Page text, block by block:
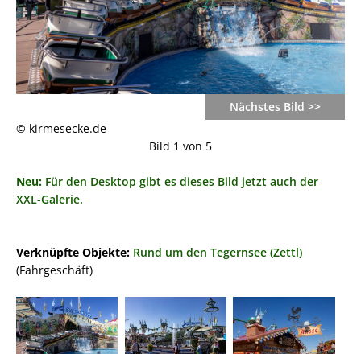
Nächstes Bild >>
© kirmesecke.de
Bild 1 von 5
Neu: Für den Desktop gibt es dieses Bild jetzt auch der
XXL-Galerie.
Verknüpfte Objekte: Rund um den Tegernsee (Zettl)
(Fahrgeschäft)